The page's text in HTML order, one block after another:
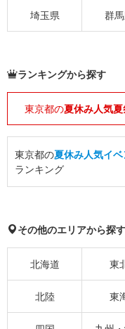
埼玉県 群
ランキングから探す
東京都の夏休み人気夏
東京都の夏休み人気イベ
ランキング
その他のエリアから探す
北海道 東
北陸 東